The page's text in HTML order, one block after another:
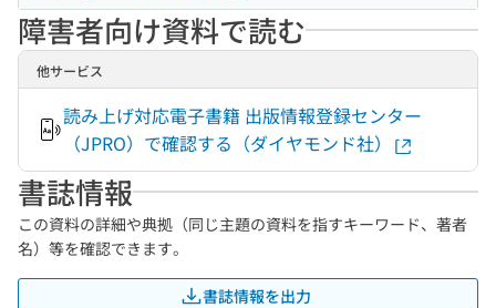
障害者向け資料で読む
他サービス
読み上げ対応電子書籍 出版情報登録センター
（JPRO）で確認する（ダイヤモンド社）
書誌情報
この資料の詳細や典拠（同じ主題の資料を指すキーワード、著者
名）等を確認できます。
書誌情報を出力